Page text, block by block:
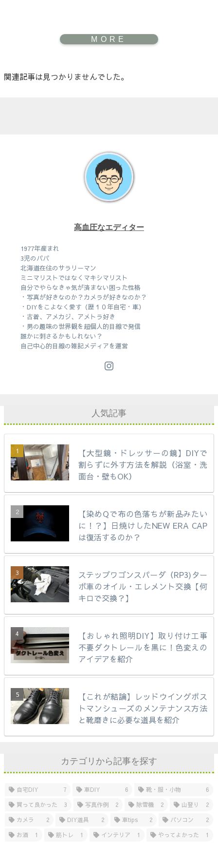
関連記事は見つかりませんでした。
高血圧なエディター
1977年産まれ
3児のパパ
北海道在住のサラリーマン
ミニマリストではなくマキシマリスト
自分でやらなきゃ気が済まない困った性格
・写真が好きなのか？カメラが好きなのか？
・DIYをこよなく愛す（歴１０年自宅・車）
・古着、アメカジ、アメトラ好き
・男の趣味の世界観を超個人的目線で発信
誰かに刺さるかもしれない？
自己中心的目線の雑記メディアを運営
人気記事
【大型鏡・ドレッサーの鏡】DIYで
割らずに外す方法を解説（浴室・洗
面台・壁もOK）
【染めQで布の色落ちが新品みたい
に！？】日焼けしたNEW ERA CAP
は復活するのか？
ステップワゴンスパーダ（RP3)ター
ボ車のオイル・エレメント交換【何
キロで交換？】
【おしゃれ照明DIY】取り付け工事
不要ダクトレールを黒に！色変えの
アイデアを紹介
【これが結論】レッドウイングポス
トマンシューズのメンテナンス方法
と靴磨きに必要な道具を紹介
カテゴリから記事を探す
自宅DIY 7 車DIY 6 靴・服・小物
6
買って良かった
3 写真作例 2 除雪機 2 山登り
2
カメラ
2 DIY道具 2 車tips 2 パソコン
2
お酒
1 筋トレ 1 インテリア 1 やってよかった 1